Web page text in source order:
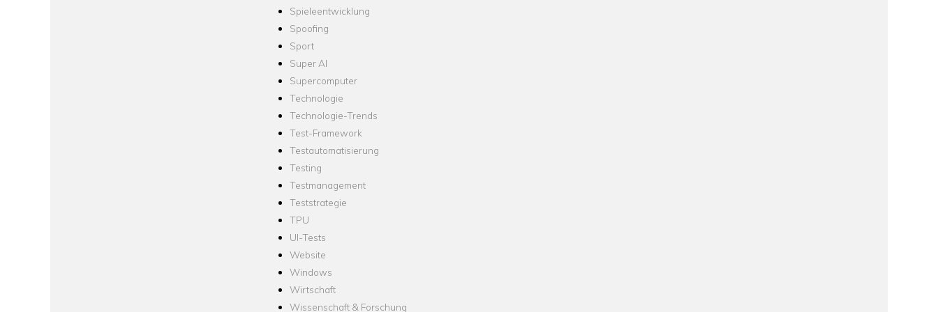
Spieleentwicklung
Spoofing
Sport
Super AI
Supercomputer
Technologie
Technologie-Trends
Test-Framework
Testautomatisierung
Testing
Testmanagement
Teststrategie
TPU
UI-Tests
Website
Windows
Wirtschaft
Wissenschaft & Forschung